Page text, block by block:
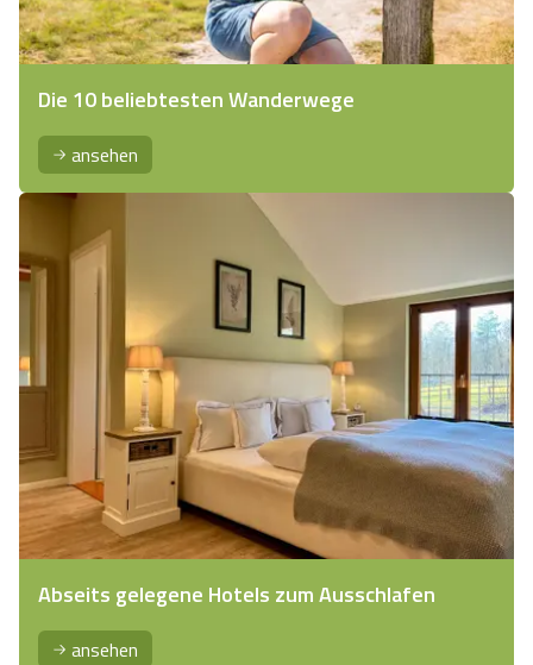
Die 10 beliebtesten Wanderwege
ansehen
Abseits gelegene Hotels zum Ausschlafen
ansehen